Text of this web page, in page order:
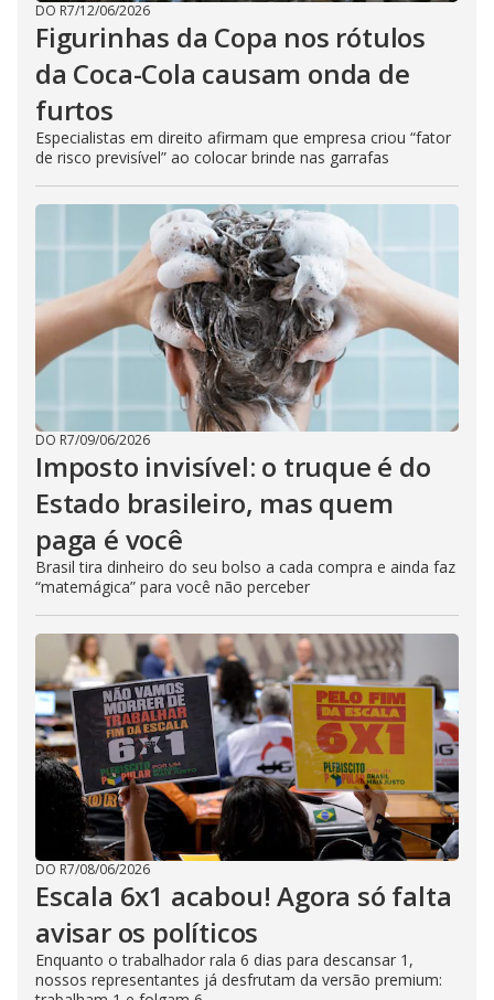
DO R7/12/06/2026
Figurinhas da Copa nos rótulos
da Coca-Cola causam onda de
furtos
Especialistas em direito afirmam que empresa criou “fator
de risco previsível” ao colocar brinde nas garrafas
DO R7/09/06/2026
Imposto invisível: o truque é do
Estado brasileiro, mas quem
paga é você
Brasil tira dinheiro do seu bolso a cada compra e ainda faz
“matemágica” para você não perceber
DO R7/08/06/2026
Escala 6x1 acabou! Agora só falta
avisar os políticos
Enquanto o trabalhador rala 6 dias para descansar 1,
nossos representantes já desfrutam da versão premium: